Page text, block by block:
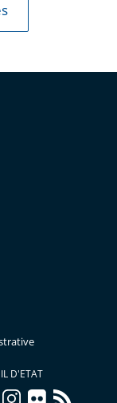
D'ETAT
instagram
flickr rss